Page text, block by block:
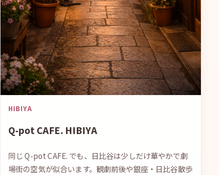
HIBIYA
Q-pot CAFE. HIBIYA
同じ Q-pot CAFE. でも、日比谷は少しだけ華やかで劇
場街の空気が似合います。観劇前後や銀座・日比谷散歩